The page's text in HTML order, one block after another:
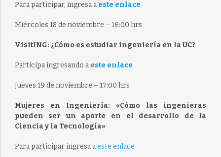
Para participar, ingresa a este enlace
Miércoles 18 de noviembre – 16:00 hrs
VisitING: ¿Cómo es estudiar ingeniería en la UC?
Participa ingresando a este enlace
Jueves 19 de noviembre – 17:00 hrs
Mujeres en Ingeniería: «Cómo las ingenieras
pueden ser un aporte en el desarrollo de la
Ciencia y la Tecnología»
Para participar ingresa aeste enlace